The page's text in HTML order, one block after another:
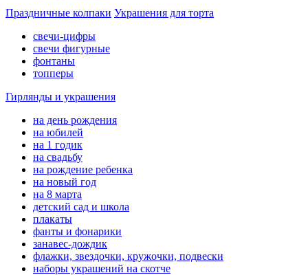
Праздничные колпаки Украшения для торта
свечи-цифры
свечи фигурные
фонтаны
топперы
Гирлянды и украшения
на день рождения
на юбилей
на 1 годик
на свадьбу
на рождение ребенка
на новый год
на 8 марта
детский сад и школа
плакаты
фанты и фонарики
занавес-дождик
флажки, звездочки, кружочки, подвески
наборы украшений на скотче